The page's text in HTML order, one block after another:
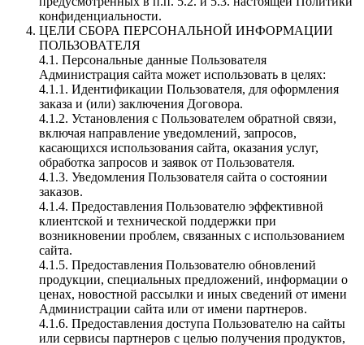
конфиденциальности.
ЦЕЛИ СБОРА ПЕРСОНАЛЬНОЙ ИНФОРМАЦИИ
ПОЛЬЗОВАТЕЛЯ
4.1. Персональные данные Пользователя
Администрация сайта может использовать в целях:
4.1.1. Идентификации Пользователя, для оформления
заказа и (или) заключения Договора.
4.1.2. Установления с Пользователем обратной связи,
включая направление уведомлений, запросов,
касающихся использования сайта, оказания услуг,
обработка запросов и заявок от Пользователя.
4.1.3. Уведомления Пользователя сайта о состоянии
заказов.
4.1.4. Предоставления Пользователю эффективной
клиентской и технической поддержки при
возникновении проблем, связанных с использованием
сайта.
4.1.5. Предоставления Пользователю обновлений
продукции, специальных предложений, информации о
ценах, новостной рассылки и иных сведений от имени
Администрации сайта или от имени партнеров.
4.1.6. Предоставления доступа Пользователю на сайты
или сервисы партнеров с целью получения продуктов,